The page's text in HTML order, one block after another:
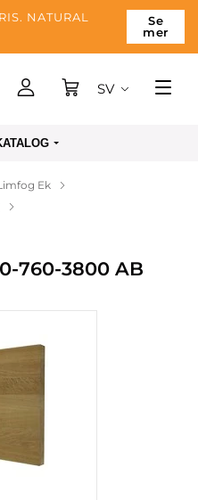
NATURAL
Se
mer
SV
Ek
760-3800 AB